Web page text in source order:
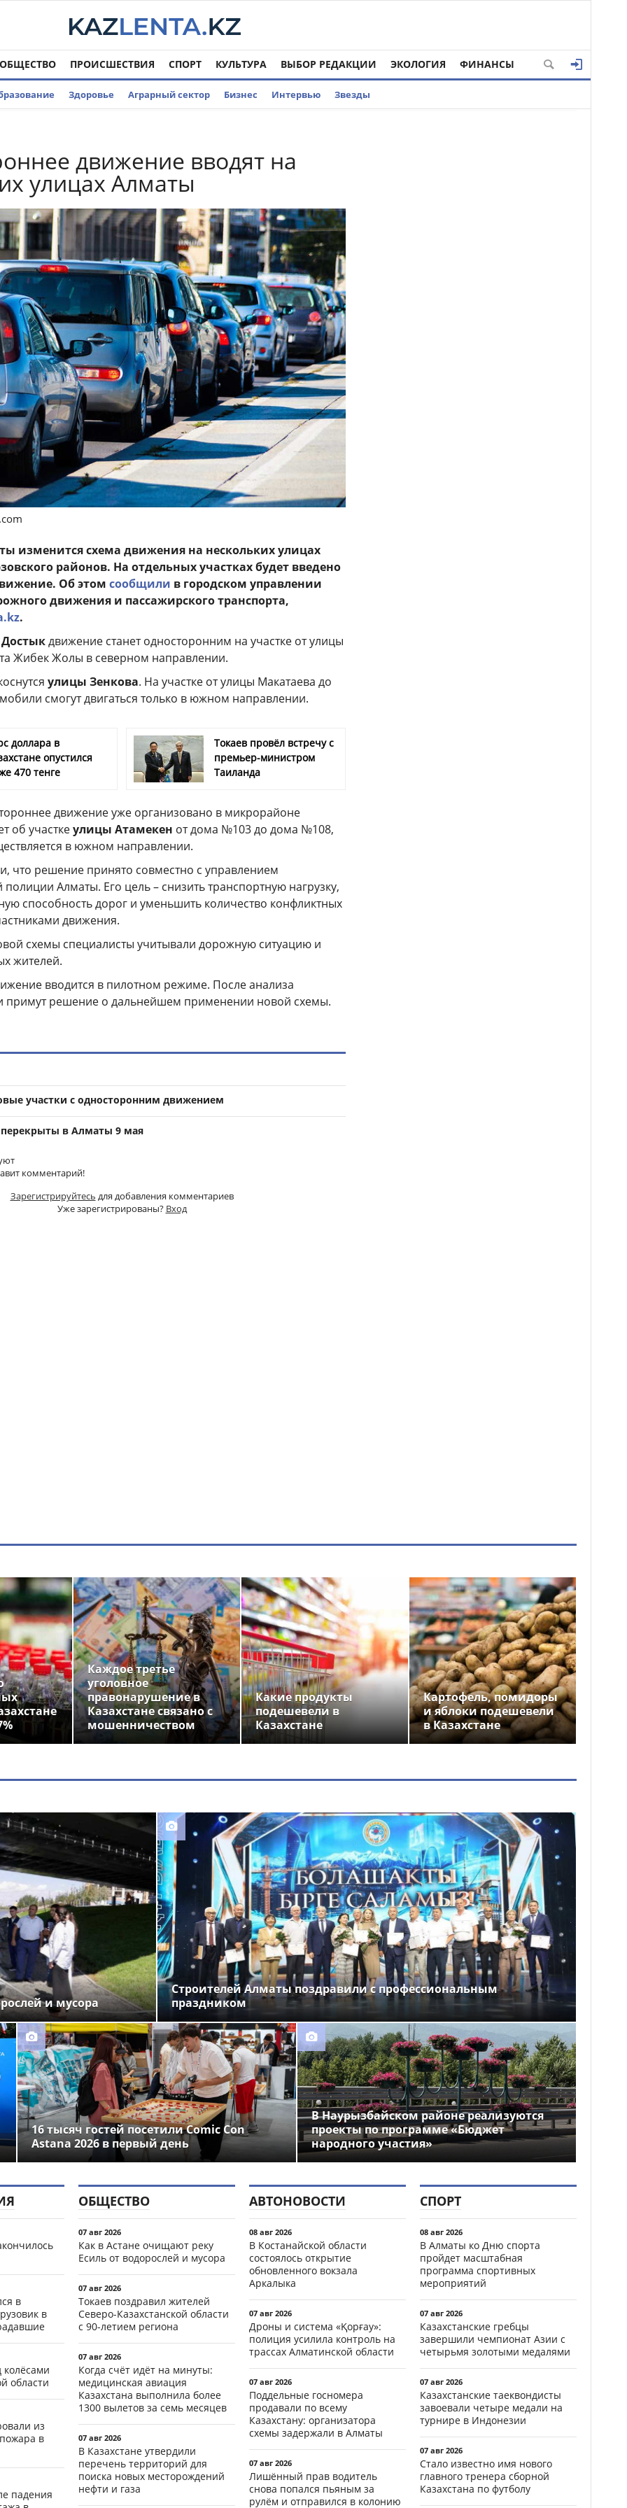
ОБЩЕСТВО ПРОИСШЕСТВИЯ СПОРТ КУЛЬТУРА ВЫБОР РЕДАКЦИИ ЭКОЛОГИЯ ФИНАНСЫ
Здоровье Аграрный сектор Бизнес Интервью Звезды
движение вводят на
улицах Алматы
изменится схема движения на нескольких улицах
районов. На отдельных участках будет введено
Об этом сообщили в городском управлении
движения и пассажирского транспорта,
.
Достыкдвижение станет односторонним на участке от улицы
Жибек Жолы в северном направлении.
улицы Зенкова. На участке от улицы Макатаева до
смогут двигаться только в южном направлении.
доллара в
опустился
470 тенге
Токаев провёл встречу с
премьер-министром
Таиланда
движение уже организовано в микрорайоне
об участкеулицы Атамекен от дома №103 до дома №108,
в южном направлении.
что решение принято совместно с управлением
Алматы. Его цель – снизить транспортную нагрузку,
способность дорог и уменьшить количество конфликтных
движения.
схемы специалисты учитывали дорожную ситуацию и
жителей.
вводится в пилотном режиме. После анализа
примут решение о дальнейшем применении новой схемы.
участки с односторонним движением
в Алматы 9 мая
комментарий!
Зарегистрируйтесь для добавления комментариев
Уже зарегистрированы? Вход
Каждое третье
уголовное
правонарушение в
Казахстане связано с
мошенничеством
Какие продукты
подешевели в
Казахстане
Картофель, помидоры
и яблоки подешевели
в Казахстане
и мусора
Строителей Алматы поздравили с профессиональным
праздником
16 тысяч гостей посетили Comic Con
Astana 2026 в первый день
В Наурызбайском районе реализуются
проекты по программе «Бюджет
народного участия»
в
в
области
из
в
падения
ОБЩЕСТВО
07 авг 2026
Как в Астане очищают реку
Есиль от водорослей и мусора
07 авг 2026
Токаев поздравил жителей
Северо-Казахстанской области
с 90-летием региона
07 авг 2026
Когда счёт идёт на минуты:
медицинская авиация
Казахстана выполнила более
1300 вылетов за семь месяцев
07 авг 2026
В Казахстане утвердили
перечень территорий для
поиска новых месторождений
нефти и газа
АВТОНОВОСТИ
08 авг 2026
В Костанайской области
состоялось открытие
обновленного вокзала
Аркалыка
07 авг 2026
Дроны и система «Қорғау»:
полиция усилила контроль на
трассах Алматинской области
07 авг 2026
Поддельные госномера
продавали по всему
Казахстану: организатора
схемы задержали в Алматы
07 авг 2026
Лишённый прав водитель
снова попался пьяным за
рулём и отправился в колонию
СПОРТ
08 авг 2026
В Алматы ко Дню спорта
пройдет масштабная
программа спортивных
мероприятий
07 авг 2026
Казахстанские гребцы
завершили чемпионат Азии с
четырьмя золотыми медалями
07 авг 2026
Казахстанские таеквондисты
завоевали четыре медали на
турнире в Индонезии
07 авг 2026
Стало известно имя нового
главного тренера сборной
Казахстана по футболу